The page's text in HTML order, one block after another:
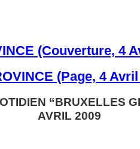
(Couverture, 4
(Page, 4
“BRUXELLES
AVRIL 2009